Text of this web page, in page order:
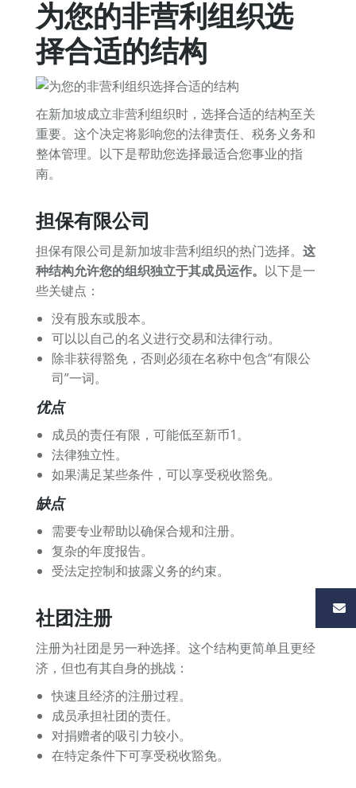
为您的非营利组织选
择合适的结构
在新加坡成立非营利组织时，选择合适的结构至关
重要。这个决定将影响您的法律责任、税务义务和
整体管理。以下是帮助您选择最适合您事业的指
南。
担保有限公司
担保有限公司是新加坡非营利组织的热门选择。 这
种结构允许您的组织独立于其成员运作。 以下是一
些关键点：
没有股东或股本。
可以以自己的名义进行交易和法律行动。
除非获得豁免，否则必须在名称中包含“有限公
司”一词。
优点
成员的责任有限，可能低至新币1。
法律独立性。
如果满足某些条件，可以享受税收豁免。
缺点
需要专业帮助以确保合规和注册。
复杂的年度报告。
受法定控制和披露义务的约束。
社团注册
注册为社团是另一种选择。这个结构更简单且更经
济，但也有其自身的挑战：
快速且经济的注册过程。
成员承担社团的责任。
对捐赠者的吸引力较小。
在特定条件下可享受税收豁免。